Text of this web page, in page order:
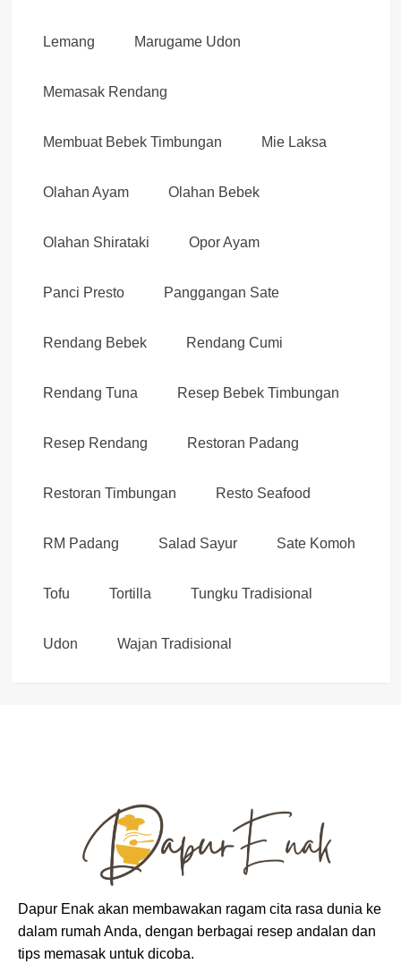
Lemang Marugame Udon
Memasak Rendang
Membuat Bebek Timbungan Mie Laksa
Olahan Ayam Olahan Bebek
Olahan Shirataki Opor Ayam
Panci Presto Panggangan Sate
Rendang Bebek Rendang Cumi
Rendang Tuna Resep Bebek Timbungan
Resep Rendang Restoran Padang
Restoran Timbungan Resto Seafood
RM Padang Salad Sayur Sate Komoh
Tofu Tortilla Tungku Tradisional
Udon Wajan Tradisional
Dapur Enak akan membawakan ragam cita rasa dunia ke
dalam rumah Anda, dengan berbagai resep andalan dan
tips memasak untuk dicoba.